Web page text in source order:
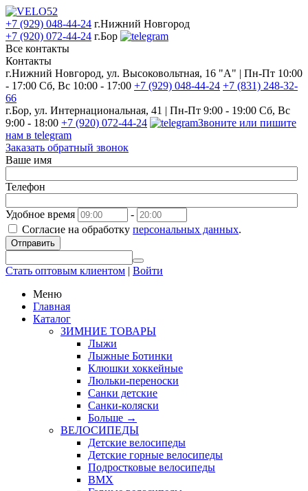
+7 (929) 048-44-24 г.Нижний Новгород
+7 (920) 072-44-24 г.Бор
Все контакты
Контакты
г.Нижний Новгород, ул. Высоковольтная, 16 "А" | Пн-Пт 10:00
- 17:00 Сб, Вс 10:00 - 17:00 +7 (929) 048-44-24 +7 (831) 248-32-
66
г.Бор, ул. Интернациональная, 41 | Пн-Пт 9:00 - 19:00 Сб, Вс
9:00 - 18:00 +7 (920) 072-44-24
Звоните или пишите
нам в telegram
Заказать обратный звонок
Ваше имя
Телефон
Удобное время
-
Согласие на обработку персональных данных.
Отправить
Стать оптовым клиентом | Войти
Меню
Главная
Каталог
ЗИМНИЕ ТОВАРЫ
Лыжи
Лыжные Ботинки
Клюшки хоккейные
Люльки-переноски
Санки детские
Санки-коляски
Больше →
ВЕЛОСИПЕДЫ
Детские велосипеды
Детские горные велосипеды
Подростковые велосипеды
BMX